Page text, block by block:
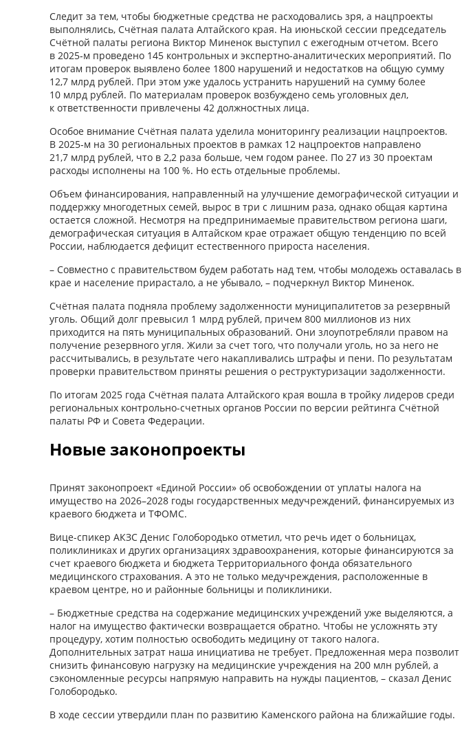
Следит за тем, чтобы бюджетные средства не расходовались зря, а нацпроекты
выполнялись, Счётная палата Алтайского края. На июньской сессии председатель
Счётной палаты региона Виктор Миненок выступил с ежегодным отчетом. Всего
в 2025‑м проведено 145 контрольных и экспертно-­аналитических мероприятий. По
итогам проверок выявлено более 1800 нарушений и недостатков на общую сумму
12,7 млрд руб­лей. При этом уже удалось устранить нарушений на сумму более
10 млрд руб­лей. По материалам проверок возбуждено семь уголовных дел,
к ответственности привлечены 42 должностных лица.
Особое внимание Счётная палата уделила мониторингу реализации нацпроектов.
В 2025‑м на 30 региональных проектов в рамках 12 нацпроектов направлено
21,7 млрд руб­лей, что в 2,2 раза больше, чем годом ранее. По 27 из 30 проектам
расходы исполнены на 100 %. Но есть отдельные проблемы.
Объем финансирования, направленный на улучшение демографической ситуации и
поддержку многодетных семей, вырос в три с лишним раза, однако общая картина
остается сложной. Несмотря на предпринимаемые правительством региона шаги,
демографическая ситуация в Алтайском крае отражает общую тенденцию по всей
России, наблюдается дефицит естественного прироста населения.
– Совместно с правительством будем работать над тем, чтобы молодежь оставалась в
крае и население прирастало, а не убывало, – подчеркнул Виктор Миненок.
Счётная палата подняла проблему задолженности муниципалитетов за резервный
уголь. Общий долг превысил 1 млрд рублей, причем 800 миллионов из них
приходится на пять муниципальных образований. Они злоупотребляли правом на
получение резервного угля. Жили за счет того, что получали уголь, но за него не
рассчитывались, в результате чего накапливались штрафы и пени. По результатам
проверки правительством приняты решения о реструктуризации задолженности.
По итогам 2025 года Счётная палата Алтайского края вошла в тройку лидеров среди
региональных контрольно-счетных органов России по версии рейтинга Счётной
палаты РФ и Совета Федерации.
Новые законопроекты
Принят законопроект «Единой России» об освобождении от уплаты налога на
имущество на 2026–2028 годы государственных медучреждений, финансируемых из
краевого бюджета и ТФОМС.
Вице-спикер АКЗС Денис Голобородько отметил, что речь идет о больницах,
поликлиниках и других организациях здравоохранения, которые финансируются за
счет краевого бюджета и бюджета Территориального фонда обязательного
медицинского страхования. А это не только медучреждения, расположенные в
краевом центре, но и районные больницы и поликлиники.
– Бюджетные средства на содержание медицинских учреждений уже выделяются, а
налог на имущество фактически возвращается обратно. Чтобы не усложнять эту
процедуру, хотим полностью освободить медицину от такого налога.
Дополнительных затрат наша инициатива не требует. Предложенная мера позволит
снизить финансовую нагрузку на медицинские учреждения на 200 млн рублей, а
сэкономленные ресурсы напрямую направить на нужды пациентов, – сказал Денис
Голобородько.
В ходе сессии утвердили план по развитию Каменского района на ближайшие годы.